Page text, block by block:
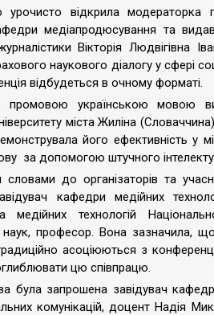
урочисто відкрила модераторка
медіапродюсування та
Вікторія
наукового діалогу у сфері
відбудеться в очному форматі.
промовою українською мовою
міста Жиліна
його ефективність у
за допомогою штучного
словами до організаторів та
кафедри медійних
медійних технологій
наук, професор. Вона зазначила,
асоціюються з
цю співпрацю.
була запрошена завідувач
комунікацій, доцент Надія